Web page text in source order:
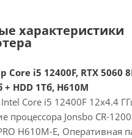
характеристики
Core i5 12400F, RTX 5060
+ HDD 1Тб, H610M
Core i5 12400F 12x4.4
процессора Jonsbo CR-
H610M-E, Оперативная